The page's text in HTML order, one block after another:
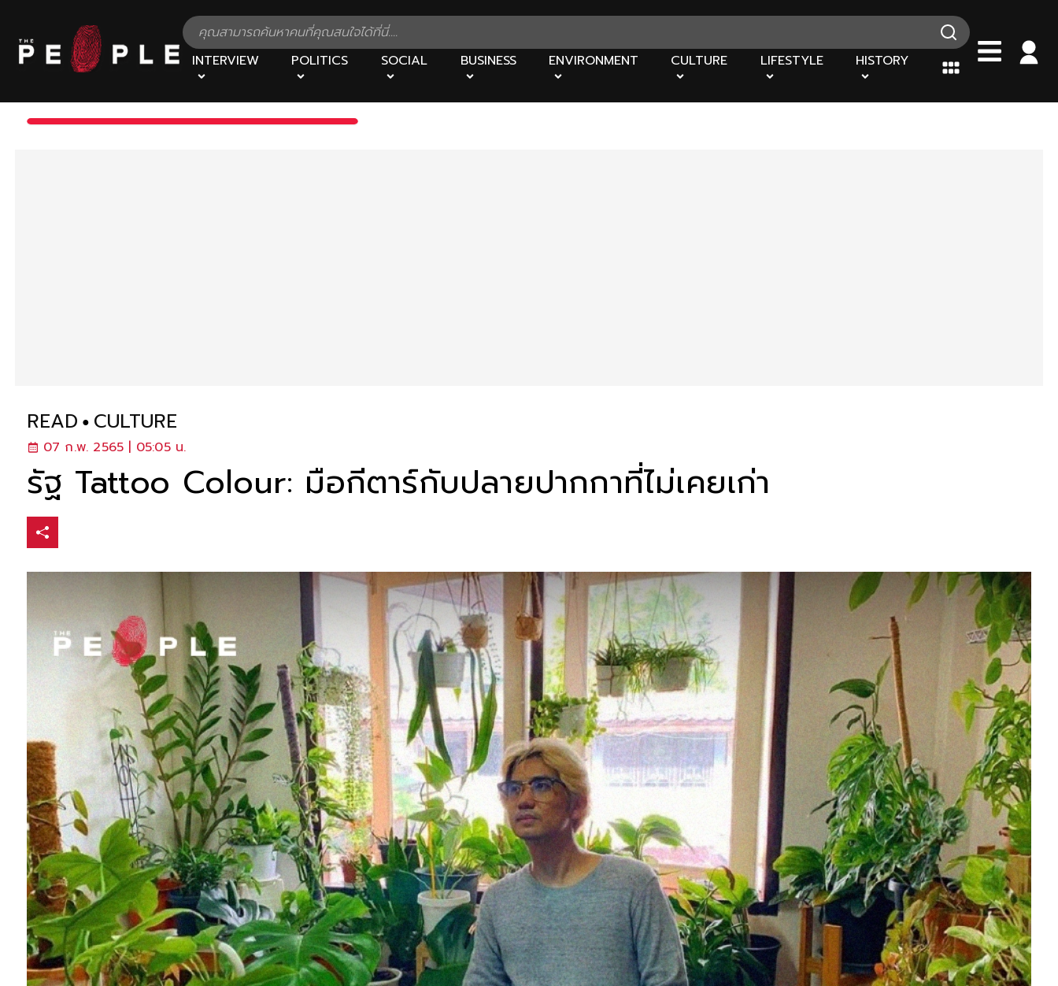
INTERVIEW POLITICS SOCIAL BUSINESS ENVIRONMENT CULTURE LIFESTYLE HISTORY
READ CULTURE
07 ก.พ. 2565 | 05:05 น.
รัฐ Tattoo Colour: มือกีตาร์กับปลายปากกาที่ไม่เคยเก่า